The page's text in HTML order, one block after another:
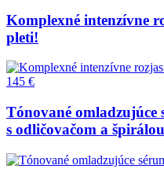
Komplexné intenzívne
pleti!
145 €
Tónované omladzujúce
s odličovačom a